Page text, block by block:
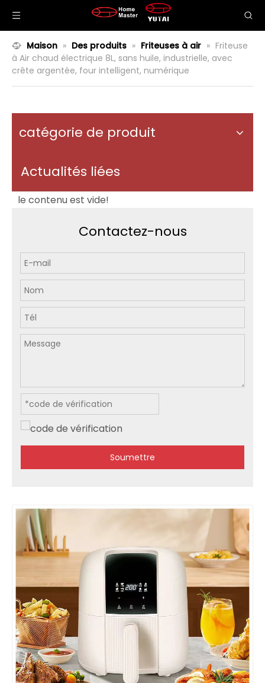
Maison » Des produits » Friteuses à air » Friteuse
à Air chaud électrique 8L, sans huile, industrielle, avec
crête argentée, four intelligent, numérique
catégorie de produit
Actualités liées
le contenu est vide!
Contactez-nous
Soumettre